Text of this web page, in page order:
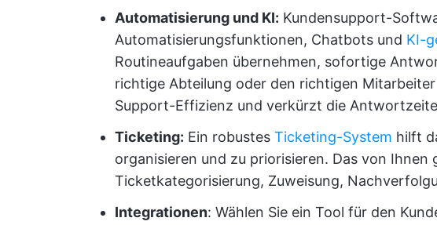
Automatisierung und KI: Kundensupport-
Automatisierungsfunktionen, Chatbots und KI-
Routineaufgaben übernehmen, sofortige
richtige Abteilung oder den richtigen
Support-Effizienz und verkürzt die
Ticketing: Ein robustes Ticketing-System hilft
organisieren und zu priorisieren. Das von
Ticketkategorisierung, Zuweisung,
Integrationen: Wählen Sie ein Tool für den